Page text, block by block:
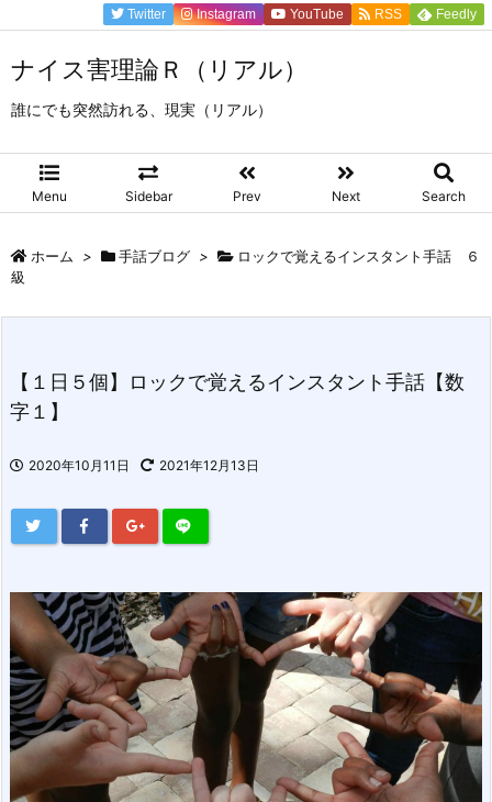
ナイス害理論Ｒ（リアル）
誰にでも突然訪れる、現実（リアル）
Menu Sidebar Prev Next Search
Twitter Instagram YouTube RSS Feedly
ホーム > 手話ブログ >
ロックで覚えるインスタント手話 ６
級
【１日５個】ロックで覚えるインスタント手話【数
字１】
2020年10月11日 2021年12月13日